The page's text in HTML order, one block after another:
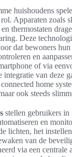
huishoudens
Apparaten zoals
thermostaten
Deze
dat bewoners
en
of via
integratie van deze
home
ook steeds
stellen gebruikers in
en
lichten, het
van de
via een